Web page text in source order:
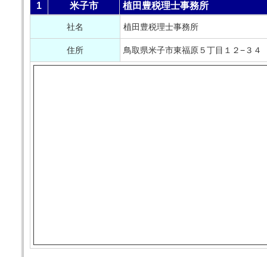
1 米子市 植田豊税理士事務所
社名 植田豊税理士事務所
住所 鳥取県米子市東福原５丁目１２−３４